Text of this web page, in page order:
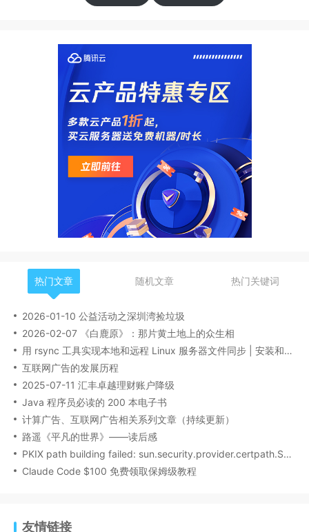
热门文章 随机文章 热门关键词
2026-01-10 公益活动之深圳湾捡垃圾
2026-02-07 《白鹿原》：那片黄土地上的众生相
用 rsync 工具实现本地和远程 Linux 服务器文件同步 | 安装和基本操作指南
互联网广告的发展历程
2025-07-11 汇丰卓越理财账户降级
Java 程序员必读的 200 本电子书
计算广告、互联网广告相关系列文章（持续更新）
路遥《平凡的世界》——读后感
PKIX path building failed: sun.security.provider.certpath.SunCertPathBuilderException:
Claude Code $100 免费领取保姆级教程
友情链接